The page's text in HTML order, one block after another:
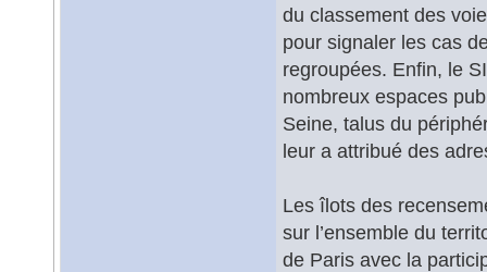
du classement des
pour signaler les cas
regroupées. Enfin, le
nombreux espaces
Seine, talus du
leur a attribué des
Les îlots des
sur l’ensemble du
de Paris avec la